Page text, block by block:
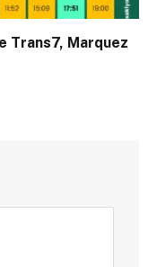
Trans7, Marquez